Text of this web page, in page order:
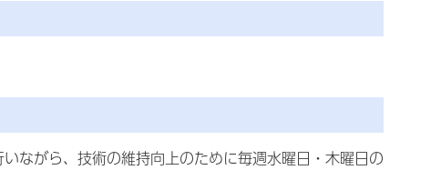
ながら、技術の維持向上のために毎週水曜日・木曜日の